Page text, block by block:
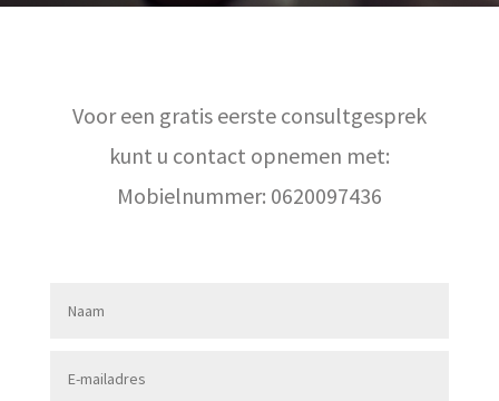
Voor een gratis eerste consultgesprek
kunt u contact opnemen met:
Mobielnummer: 0620097436